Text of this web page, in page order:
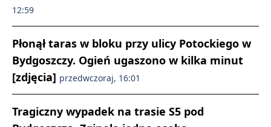
12:59
Płonął taras w bloku przy ulicy Potockiego w
Bydgoszczy. Ogień ugaszono w kilka minut
[zdjęcia] przedwczoraj, 16:01
Tragiczny wypadek na trasie S5 pod